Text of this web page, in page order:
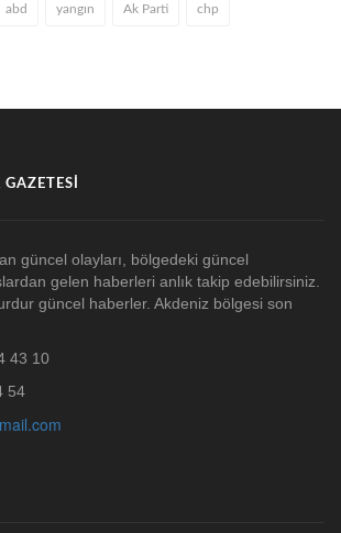
abd yangın Ak Parti chp
güncel olayları, bölgedeki güncel
gelen haberleri anlık takip edebilirsiniz.
güncel haberler. Akdeniz bölgesi son
43 10
54